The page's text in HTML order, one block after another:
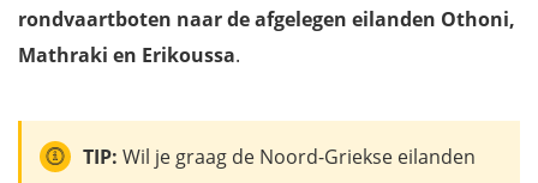
rondvaartboten naar de afgelegen eilanden Othoni,
Mathraki en Erikoussa.
TIP: Wil je graag de Noord-Griekse eilanden